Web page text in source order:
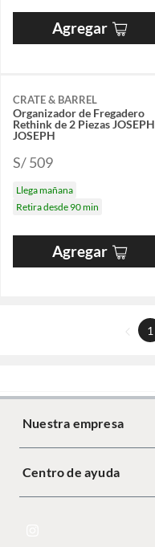
Agregar
CRATE & BARREL
Organizador de Fregadero
Rethink de 2 Piezas JOSEPH
JOSEPH
S/ 509
Llega mañana
Retira desde 90 min
Agregar
1
Nuestra empresa
Centro de ayuda